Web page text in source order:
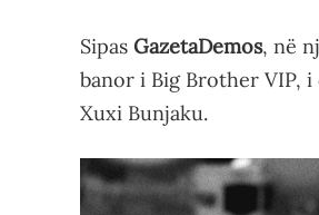
Sipas GazetaDemos, në
banor i Big Brother VIP,
Xuxi Bunjaku.